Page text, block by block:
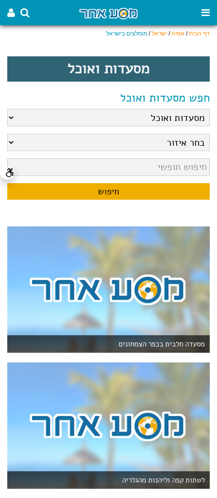
דף הבית/ אסיה/ ישראל/ מומלצים בישראל
מסעדות ואוכל
חפש מסעדות ואוכל
מסעדה חלבית בכפר הצמחונים
לשתות קפה וליהנות מהגלריה